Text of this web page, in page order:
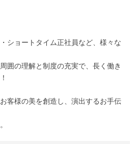
ショートタイム正社員など、様々な
囲の理解と制度の充実で、長く働き
客様の美を創造し、演出するお手伝